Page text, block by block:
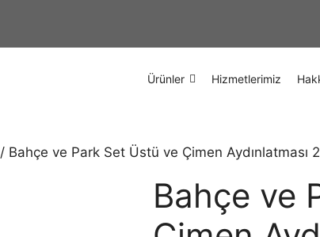
Ürünler Hizmetlerimiz
/ Bahçe ve Park Set Üstü ve Çimen Aydınlatması
Bahçe ve